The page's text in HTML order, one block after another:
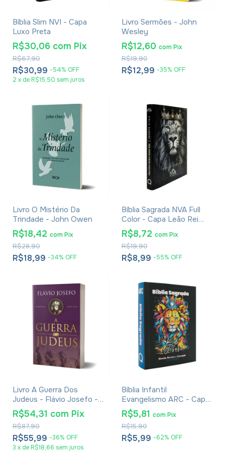
Bíblia Slim NVI - Capa
Luxo Preta
R$30,99 -54% OFF
R$67,90
R$30,06 com Pix
2 x de R$15,50 sem juros
Livro Sermões - John
Wesley
R$12,99 -35% OFF
R$19,90
R$12,60 com Pix
Livro O Mistério Da
Trindade - John Owen
R$18,99 -34% OFF
R$28,90
R$18,42 comPix
Bíblia Sagrada NVA Full
Color - Capa Leão Rei
Dos Reis
R$8,99 -55% OFF
R$19,90
R$8,72 com Pix
Livro A Guerra Dos
Judeus - Flávio Josefo -
Edição Completa Em
Volume Único - Livros I, II,
III, IV, V, VI e VII
R$55,99 -36% OFF
R$87,90
R$54,31 com Pix
3 x de R$18,66 sem juros
Bíblia Infantil
Evangelismo ARC - Capa
Lion Kids
R$5,99 -62% OFF
R$15,90
R$5,81 com Pix